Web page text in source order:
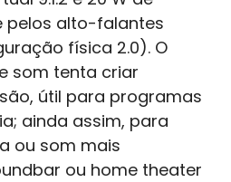
pelos alto-falantes
física 2.0). O
som tenta criar
útil para programas
ainda assim, para
ou som mais
ou home theater